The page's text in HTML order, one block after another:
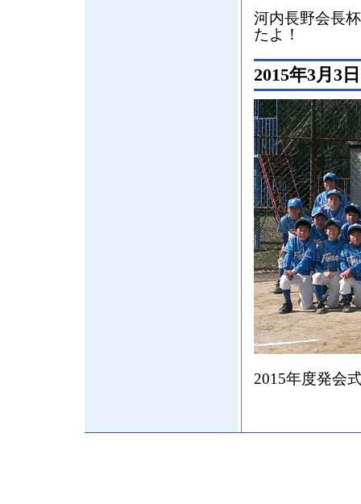
河内長野会長
たよ！
2015年3月3
2015年度発会